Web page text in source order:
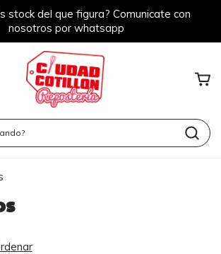
stock del que figura? Comunicate con
nosotros por whatsapp